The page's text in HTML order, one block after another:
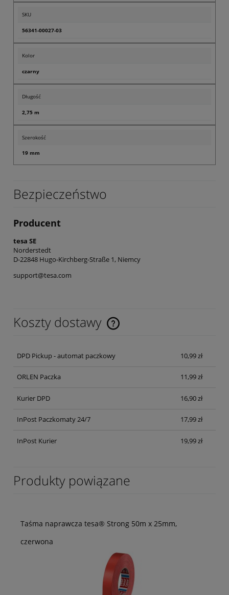
SKU
56341-00027-03
Kolor
czarny
Długość
2,75 m
Szerokość
19 mm
Bezpieczeństwo
Producent
tesa SE
Norderstedt
D-22848 Hugo-Kirchberg-Straße 1, Niemcy
support@tesa.com
Koszty dostawy
Cena nie zawiera ewentualnych kosztów płatności
DPD Pickup - automat paczkowy 10,99 zł
ORLEN Paczka 11,99 zł
Kurier DPD 16,90 zł
InPost Paczkomaty 24/7 17,99 zł
InPost Kurier 19,99 zł
Produkty powiązane
Taśma naprawcza tesa® Strong 50m x 25mm,
czerwona